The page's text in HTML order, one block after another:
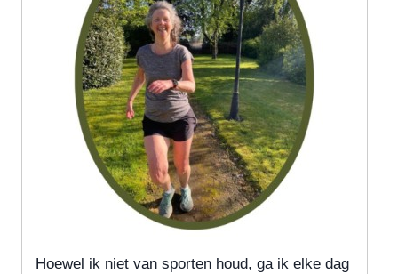
Hoewel ik niet van sporten houd, ga ik elke dag